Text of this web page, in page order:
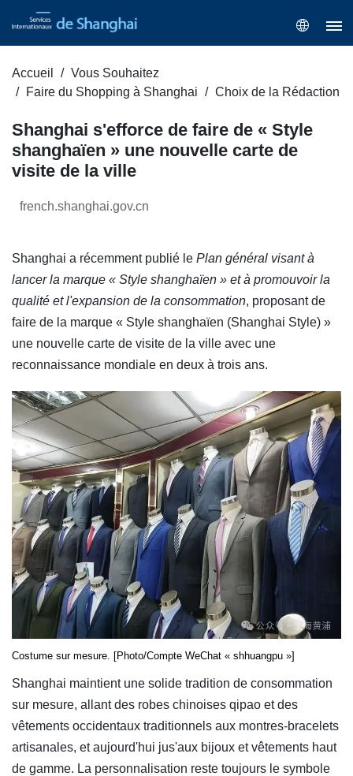
Accueil
Vous Souhaitez
Faire du Shopping à Shanghai
Choix de la Rédaction
Shanghai s'efforce de faire de « Style
shanghaïen » une nouvelle carte de
visite de la ville
french.shanghai.gov.cn
Shanghai a récemment publié le Plan général visant à
lancer la marque « Style shanghaïen » et à promouvoir la
qualité et l'expansion de la consommation, proposant de
faire de la marque « Style shanghaïen (Shanghai Style) »
une nouvelle carte de visite de la ville avec une
reconnaissance mondiale en deux à trois ans.
Costume sur mesure. [Photo/Compte WeChat « shhuangpu »]
Shanghai maintient une solide tradition de consommation
sur mesure, allant des robes chinoises qipao et des
vêtements occidentaux traditionnels aux montres-bracelets
artisanales, et aujourd'hui jus'aux bijoux et vêtements haut
de gamme. La personnalisation reste toujours le symbole